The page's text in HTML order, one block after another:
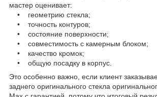
мастер оценивает:
• геометрию стекла;
• точность контуров;
• состояние поверхности;
• совместимость с камерным блоком;
• качество кромок;
• общую посадку в корпус.
Это особенно важно, если клиент
заднего оригинального стекла